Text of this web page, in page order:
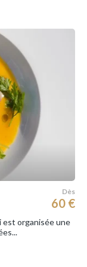
Dès
60 €
est organisée une